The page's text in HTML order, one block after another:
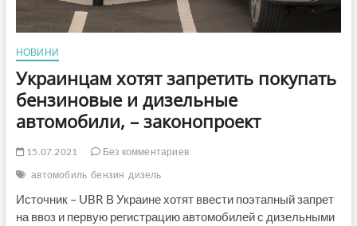
НОВИНИ
Украинцам хотят запретить покупать
бензиновые и дизельные
автомобили, – законопроект
15.07.2021
Без комментариев
автомобиль бензин дизель
Источник – UBR В Украине хотят ввести поэтапный запрет
на ввоз и первую регистрацию автомобилей с дизельными